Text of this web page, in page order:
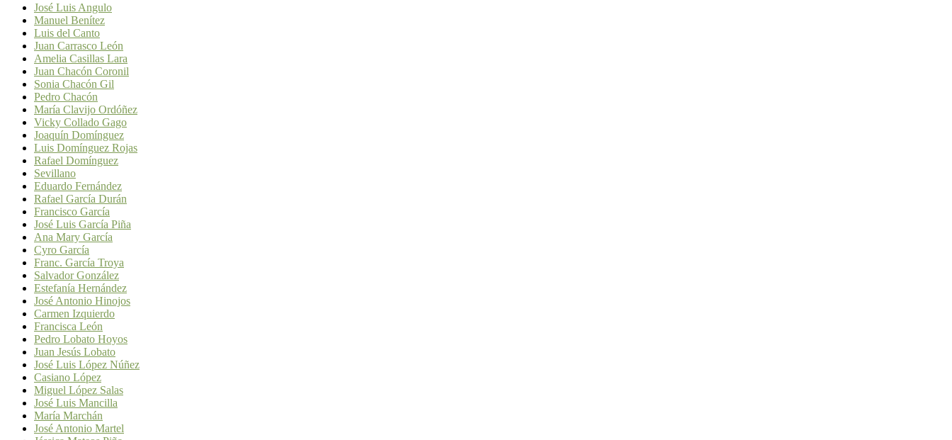
José Luis Angulo
Manuel Benítez
Luis del Canto
Juan Carrasco León
Amelia Casillas Lara
Juan Chacón Coronil
Sonia Chacón Gil
Pedro Chacón
María Clavijo Ordóñez
Vicky Collado Gago
Joaquín Domínguez
Luis Domínguez Rojas
Rafael Domínguez
Sevillano
Eduardo Fernández
Rafael García Durán
Francisco García
José Luis García Piña
Ana Mary García
Cyro García
Franc. García Troya
Salvador González
Estefanía Hernández
José Antonio Hinojos
Carmen Izquierdo
Francisca León
Pedro Lobato Hoyos
Juan Jesús Lobato
José Luis López Núñez
Casiano López
Miguel López Salas
José Luis Mancilla
María Marchán
José Antonio Martel